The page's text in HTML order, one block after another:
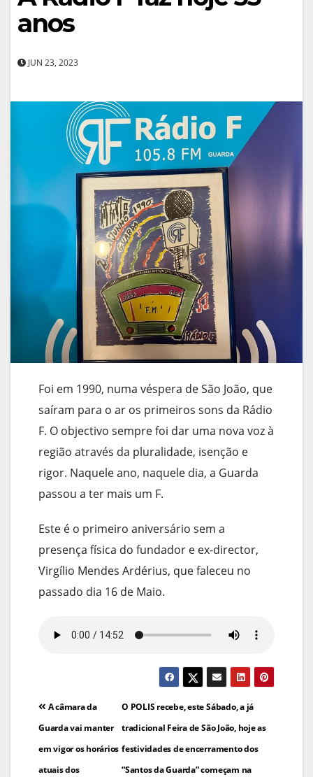
anos
JUN 23, 2023
Foi em 1990, numa véspera de São João, que
saíram para o ar os primeiros sons da Rádio
F. O objectivo sempre foi dar uma nova voz à
região através da pluralidade, isenção e
rigor. Naquele ano, naquele dia, a Guarda
passou a ter mais um F.
Este é o primeiro aniversário sem a
presença física do fundador e ex-director,
Virgílio Mendes Ardérius, que faleceu no
passado dia 16 de Maio.
Navegação
de
artigos
O POLIS recebe, este Sábado, a já
tradicional Feira de São João, hoje as
festividades de encerramento dos
“Santos da Guarda” começam na
A câmara da
Guarda vai manter
em vigor os horários
atuais dos